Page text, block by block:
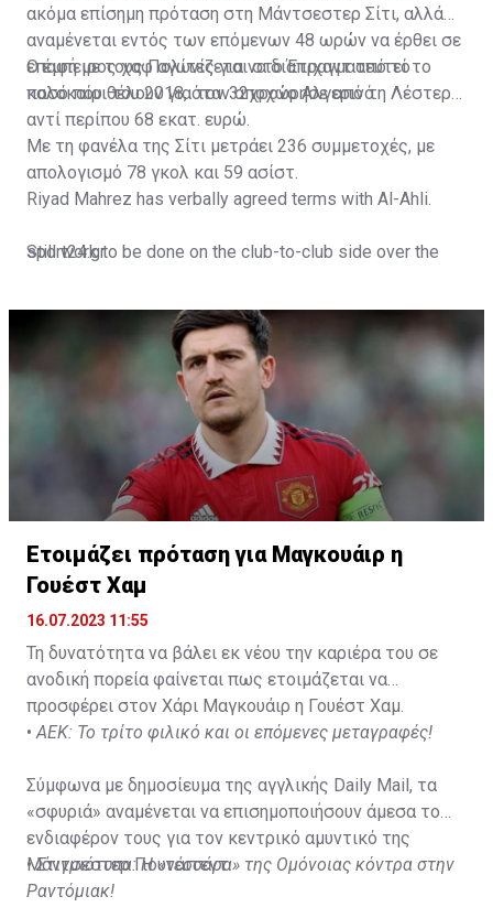
ακόμα επίσημη πρόταση στη Μάντσεστερ Σίτι, αλλά
αναμένεται εντός των επόμενων 48 ωρών να έρθει σε
επαφή με τους Πολίτες για να διαπραγματευτεί το
ποσό που θέλουν για τον 32χρονο Αλγερινό.
Ο έμπειρος χαφ αγωνίζεται στο Έτιχαντ από το
καλοκαίρι του 2018, όταν αποχώρησε από τη Λέστερ
αντί περίπου 68 εκατ. ευρώ.
Με τη φανέλα της Σίτι μετράει 236 συμμετοχές, με
απολογισμό 78 γκολ και 59 ασίστ.
Riyad Mahrez has verbally agreed terms with Al-Ahli.
Still work to be done on the club-to-club side over the
Not a done deal yet, but Mahrez is keen on the move and
Al-Ahli hope to move fast.🇸🇦
pic.twitter.com/Z0SmniQXIP
— Ben Jacobs (@JacobsBen) July 15, 2023
sport24.gr
Ετοιμάζει πρόταση για Μαγκουάιρ η
Γουέστ Χαμ
16.07.2023 11:55
Τη δυνατότητα να βάλει εκ νέου την καριέρα του σε
ανοδική πορεία φαίνεται πως ετοιμάζεται να
προσφέρει στον Χάρι Μαγκουάιρ η Γουέστ Χαμ.
•ΑΕΚ: Το τρίτο φιλικό και οι επόμενες μεταγραφές!
Σύμφωνα με δημοσίευμα της αγγλικής Daily Mail, τα
«σφυριά» αναμένεται να επισημοποιήσουν άμεσα το
ενδιαφέρον τους για τον κεντρικό αμυντικό της
Μάντσεστερ Γιουνάιτεντ.
•Στιγμιότυπα: H «τεσσάρα» της Ομόνοιας κόντρα στην
Ραντόμιακ!